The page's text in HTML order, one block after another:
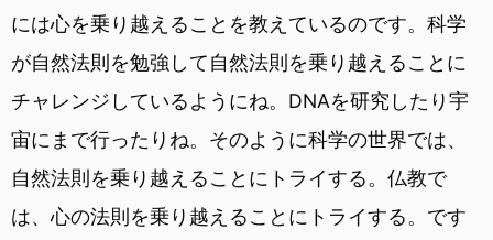
には心を乗り越えることを教えているのです。科学
が自然法則を勉強して自然法則を乗り越えることに
チャレンジしているようにね。DNAを研究したり宇
宙にまで行ったりね。そのように科学の世界では、
自然法則を乗り越えることにトライする。仏教で
は、心の法則を乗り越えることにトライする。です